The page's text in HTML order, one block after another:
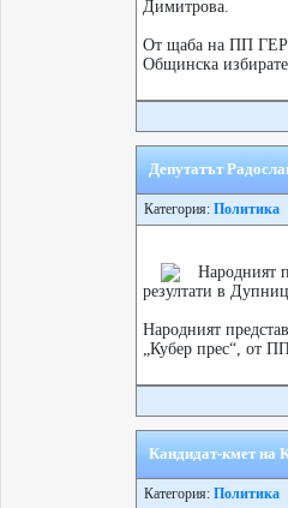
Димитрова.
От щаба на ПП
Общинска
Депутатът
Категория: Политика
Народният
резултати в
Народният
„Кубер прес“, от
Кандидат-кмет на
Категория: Политика